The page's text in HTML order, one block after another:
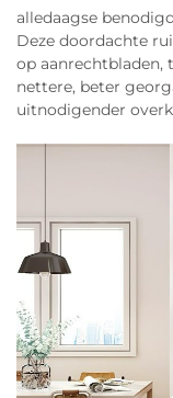
alledaagse
Deze doordachte
op aanrechtbladen,
nettere, beter
uitnodigender